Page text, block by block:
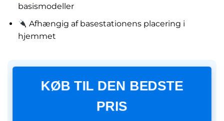
basismodeller
Afhængig af basestationens placering i
hjemmet
KØB TIL DEN BEDSTE
PRIS